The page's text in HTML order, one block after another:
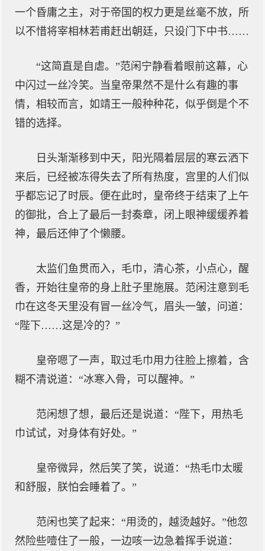
一个昏庸之主，对于帝国的权力更是丝毫不放，所
以不惜将宰相林若甫赶出朝廷，只设门下中书……
“这简直是自虐。”范闲宁静看着眼前这幕，心
中闪过一丝冷笑。当皇帝果然不是什么有趣的事
情，相较而言，如靖王一般种种花，似乎倒是个不
错的选择。
日头渐渐移到中天，阳光隔着层层的寒云洒下
来后，已经被冻得失去了所有热度，宫里的人们似
乎都忘记了时辰。便在此时，皇帝终于结束了上午
的御批，合上了最后一封奏章，闭上眼神缓缓养着
神，最后还伸了个懒腰。
太监们鱼贯而入，毛巾，清心茶，小点心，醒
香，开始往皇帝的身上肚子里施展。范闲注意到毛
巾在这冬天里没有冒一丝冷气，眉头一皱，问道：
“陛下……这是冷的？”
皇帝嗯了一声，取过毛巾用力往脸上擦着，含
糊不清说道：“冰寒入骨，可以醒神。”
范闲想了想，最后还是说道：“陛下，用热毛
巾试试，对身体有好处。”
皇帝微异，然后笑了笑，说道：“热毛巾太暖
和舒服，朕怕会睡着了。”
范闲也笑了起来：“用烫的，越烫越好。”他忽
然险些噎住了一般，一边咳一边急着挥手说道：